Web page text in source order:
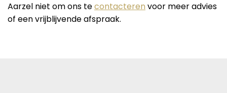
Aarzel niet om ons tecontacteren voor meer advies
of een vrijblijvende afspraak.